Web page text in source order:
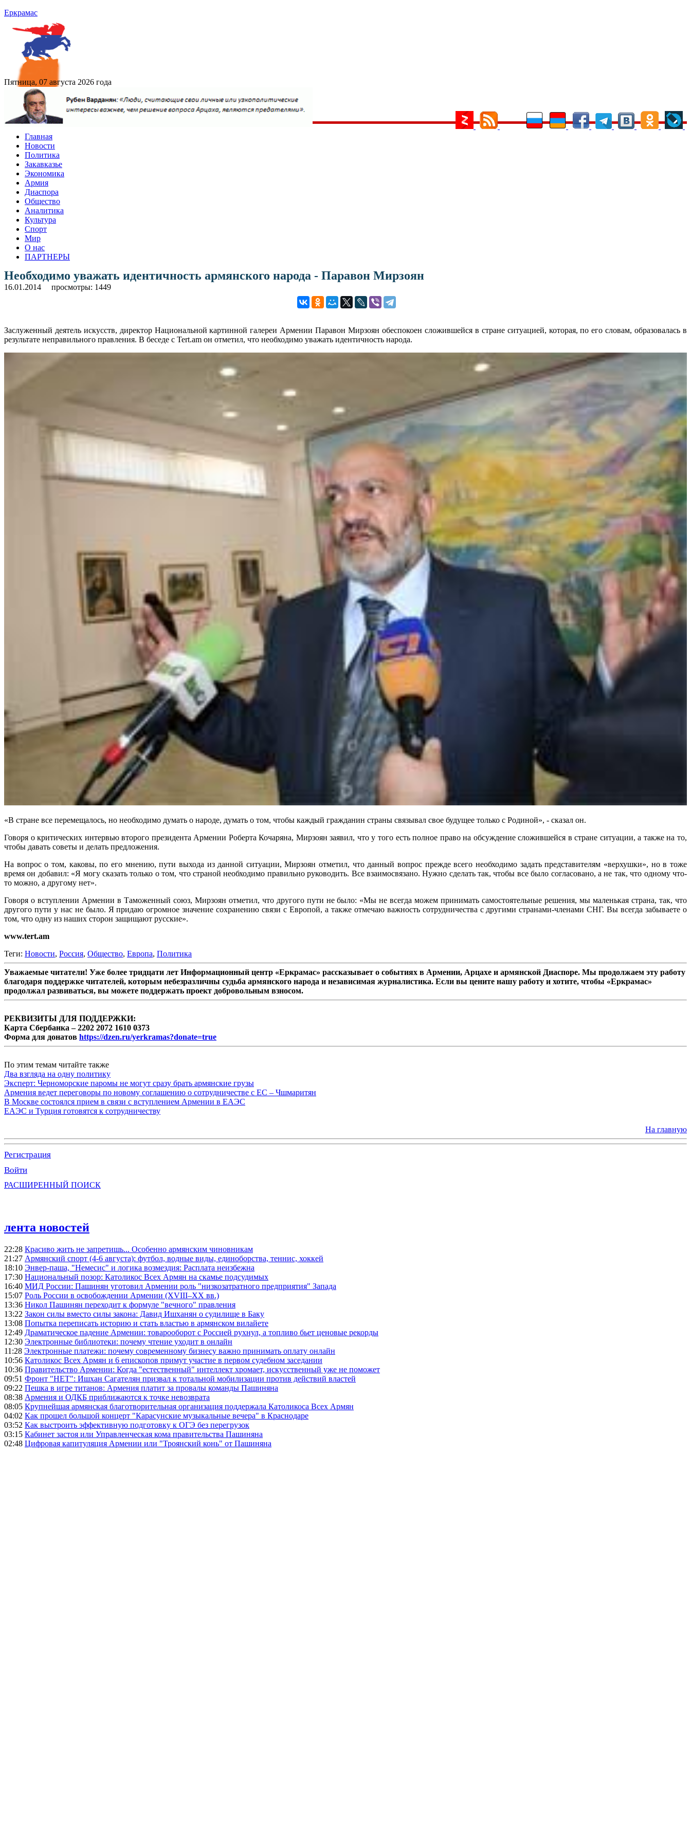
Еркрамас
Пятница, 07 августа 2026 года
Главная
Новости
Политика
Закавказье
Экономика
Армия
Диаспора
Общество
Аналитика
Культура
Спорт
Мир
О нас
ПАРТНЕРЫ
Необходимо уважать идентичность армянского народа - Паравон Мирзоян
16.01.2014 просмотры: 1449
Заслуженный деятель искусств, директор Национальной картинной галереи Армении Паравон Мирзоян обеспокоен сложившейся в стране ситуацией, которая, по его словам, образовалась в
результате неправильного правления. В беседе с Tert.am он отметил, что необходимо уважать идентичность народа.
«В стране все перемещалось, но необходимо думать о народе, думать о том, чтобы каждый гражданин страны связывал свое будущее только с Родиной», - сказал он.
Говоря о критических интервью второго президента Армении Роберта Кочаряна, Мирзоян заявил, что у того есть полное право на обсуждение сложившейся в стране ситуации, а также на то,
чтобы давать советы и делать предложения.
На вопрос о том, каковы, по его мнению, пути выхода из данной ситуации, Мирзоян отметил, что данный вопрос прежде всего необходимо задать представителям «верхушки», но в тоже
время он добавил: «Я могу сказать только о том, что страной необходимо правильно руководить. Все взаимосвязано. Нужно сделать так, чтобы все было согласовано, а не так, что одному что-
то можно, а другому нет».
Говоря о вступлении Армении в Таможенный союз, Мирзоян отметил, что другого пути не было: «Мы не всегда можем принимать самостоятельные решения, мы маленькая страна, так, что
другого пути у нас не было. Я придаю огромное значение сохранению связи с Европой, а также отмечаю важность сотрудничества с другими странами-членами СНГ. Вы всегда забываете о
том, что одну из наших сторон защищают русские».
www.tert.am
Теги: Новости, Россия, Общество, Европа, Политика
Уважаемые читатели! Уже более тридцати лет Информационный центр «Еркрамас» рассказывает о событиях в Армении, Арцахе и армянской Диаспоре. Мы продолжаем эту работу
благодаря поддержке читателей, которым небезразличны судьба армянского народа и независимая журналистика. Если вы цените нашу работу и хотите, чтобы «Еркрамас»
продолжал развиваться, вы можете поддержать проект добровольным взносом.
РЕКВИЗИТЫ ДЛЯ ПОДДЕРЖКИ:
Карта Сбербанка – 2202 2072 1610 0373
Форма для донатов https://dzen.ru/yerkramas?donate=true
По этим темам читайте также
Два взгляда на одну политику
Эксперт: Черноморские паромы не могут сразу брать армянские грузы
Армения ведет переговоры по новому соглашению о сотрудничестве с ЕС – Чшмаритян
В Москве состоялся прием в связи с вступлением Армении в ЕАЭС
ЕАЭС и Турция готовятся к сотрудничеству
На главную
Регистрация
Войти
РАСШИРЕННЫЙ ПОИСК
лента новостей
22:28 Красиво жить не запретишь... Особенно армянским чиновникам
21:27 Армянский спорт (4-6 августа): футбол, водные виды, единоборства, теннис, хоккей
18:10 Энвер-паша, "Немесис" и логика возмездия: Расплата неизбежна
17:30 Национальный позор: Католикос Всех Армян на скамье подсудимых
16:40 МИД России: Пашинян уготовил Армении роль "низкозатратного предприятия" Запада
15:07 Роль России в освобождении Армении (XVIII–XX вв.)
13:36 Никол Пашинян переходит к формуле "вечного" правления
13:22 Закон силы вместо силы закона: Давид Ишханян о судилище в Баку
13:08 Попытка переписать историю и стать властью в армянском вилайете
12:49 Драматическое падение Армении: товарооборот с Россией рухнул, а топливо бьет ценовые рекорды
12:30 Электронные библиотеки: почему чтение уходит в онлайн
11:28 Электронные платежи: почему современному бизнесу важно принимать оплату онлайн
10:56 Католикос Всех Армян и 6 епископов примут участие в первом судебном заседании
10:36 Правительство Армении: Когда "естественный" интеллект хромает, искусственный уже не поможет
09:51 Фронт "НЕТ": Ишхан Сагателян призвал к тотальной мобилизации против действий властей
09:22 Пешка в игре титанов: Армения платит за провалы команды Пашиняна
08:38 Армения и ОДКБ приближаются к точке невозврата
08:05 Крупнейшая армянская благотворительная организация поддержала Католикоса Всех Армян
04:02 Как прошел большой концерт "Карасунские музыкальные вечера" в Краснодаре
03:52 Как выстроить эффективную подготовку к ОГЭ без перегрузок
03:15 Кабинет застоя или Управленческая кома правительства Пашиняна
02:48 Цифровая капитуляция Армении или "Троянский конь" от Пашиняна